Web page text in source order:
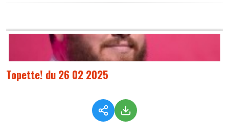
Topette! du 26 02 2025